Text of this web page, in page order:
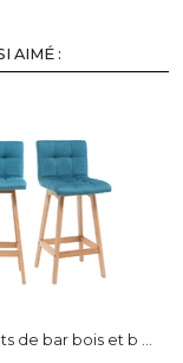
AIMÉ :
de bar bois et b ...